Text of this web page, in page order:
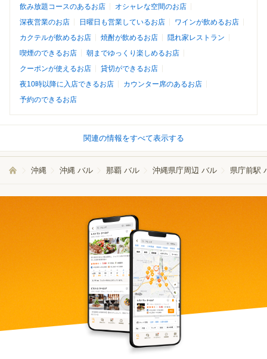
飲み放題コースのあるお店
オシャレな空間のお店
深夜営業のお店
日曜日も営業しているお店
ワインが飲めるお店
カクテルが飲めるお店
焼酎が飲めるお店
隠れ家レストラン
喫煙のできるお店
朝までゆっくり楽しめるお店
クーポンが使えるお店
貸切ができるお店
夜10時以降に入店できるお店
カウンター席のあるお店
予約のできるお店
関連の情報をすべて表示する
沖縄 沖縄 バル 那覇 バル 沖縄県庁周辺 バル 県庁前駅